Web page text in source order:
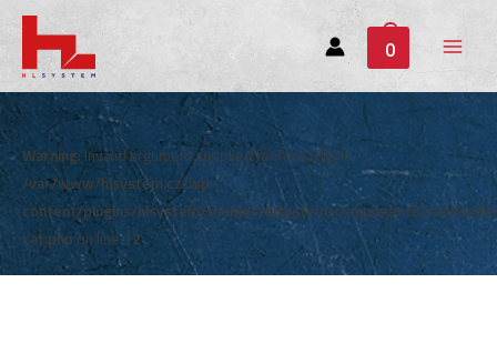
0
Main
Menu
Warning: Invalid argument supplied for foreach() in
/var/www/hlsystem.cz/wp-
content/plugins/hlsystem/themes/hlsystem/components/
cat.phpon line12